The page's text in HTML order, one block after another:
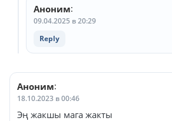
Аноним:
09.04.2025 в 20:29
Reply
Аноним:
18.10.2023 в 00:46
Эң жакшы мага жакты